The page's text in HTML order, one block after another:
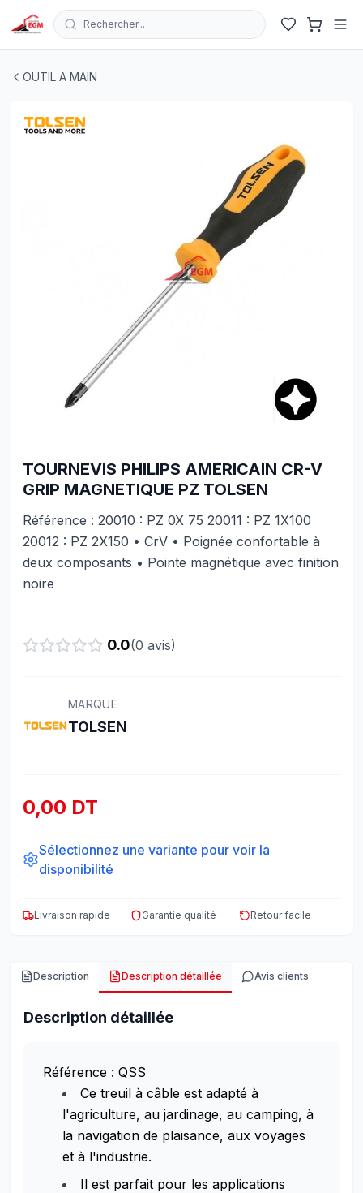
Rechercher...
OUTIL A MAIN
TOURNEVIS PHILIPS AMERICAIN CR-V
GRIP MAGNETIQUE PZ TOLSEN
Référence : 20010 : PZ 0X 75 20011 : PZ 1X100
20012 : PZ 2X150 • CrV • Poignée confortable à
deux composants • Pointe magnétique avec finition
noire
0.0(0 avis)
MARQUE
TOLSEN
0,00 DT
Sélectionnez une variante pour voir la
disponibilité
Livraison rapide Garantie qualité Retour facile
Description Description détaillée Avis clients
Description détaillée
Référence : QSS
Ce treuil à câble est adapté à
l'agriculture, au jardinage, au camping, à
la navigation de plaisance, aux voyages
et à l'industrie.
Il est parfait pour les applications